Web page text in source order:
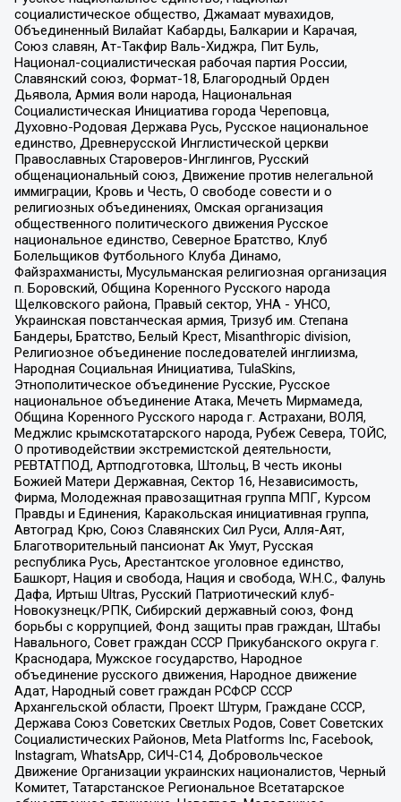
социалистическое общество, Джамаат мувахидов,
Объединенный Вилайат Кабарды, Балкарии и Карачая,
Союз славян, Ат-Такфир Валь-Хиджра, Пит Буль,
Национал-социалистическая рабочая партия России,
Славянский союз, Формат-18, Благородный Орден
Дьявола, Армия воли народа, Национальная
Социалистическая Инициатива города Череповца,
Духовно-Родовая Держава Русь, Русское национальное
единство, Древнерусской Инглистической церкви
Православных Староверов-Инглингов, Русский
общенациональный союз, Движение против нелегальной
иммиграции, Кровь и Честь, О свободе совести и о
религиозных объединениях, Омская организация
общественного политического движения Русское
национальное единство, Северное Братство, Клуб
Болельщиков Футбольного Клуба Динамо,
Файзрахманисты, Мусульманская религиозная организация
п. Боровский, Община Коренного Русского народа
Щелковского района, Правый сектор, УНА - УНСО,
Украинская повстанческая армия, Тризуб им. Степана
Бандеры, Братство, Белый Крест, Misanthropic division,
Религиозное объединение последователей инглиизма,
Народная Социальная Инициатива, TulaSkins,
Этнополитическое объединение Русские, Русское
национальное объединение Атака, Мечеть Мирмамеда,
Община Коренного Русского народа г. Астрахани, ВОЛЯ,
Меджлис крымскотатарского народа, Рубеж Севера, ТОЙС,
О противодействии экстремистской деятельности,
РЕВТАТПОД, Артподготовка, Штольц, В честь иконы
Божией Матери Державная, Сектор 16, Независимость,
Фирма, Молодежная правозащитная группа МПГ, Курсом
Правды и Единения, Каракольская инициативная группа,
Автоград Крю, Союз Славянских Сил Руси, Алля-Аят,
Благотворительный пансионат Ак Умут, Русская
республика Русь, Арестантское уголовное единство,
Башкорт, Нация и свобода, Нация и свобода, W.H.С., Фалунь
Дафа, Иртыш Ultras, Русский Патриотический клуб-
Новокузнецк/РПК, Сибирский державный союз, Фонд
борьбы с коррупцией, Фонд защиты прав граждан, Штабы
Навального, Совет граждан СССР Прикубанского округа г.
Краснодара, Мужское государство, Народное
объединение русского движения, Народное движение
Адат, Народный совет граждан РСФСР СССР
Архангельской области, Проект Штурм, Граждане СССР,
Держава Союз Советских Светлых Родов, Совет Советских
Социалистических Районов, Meta Platforms Inc, Facebook,
Instagram, WhatsApp, СИЧ-С14, Добровольческое
Движение Организации украинских националистов, Черный
Комитет, Татарстанское Региональное Всетатарское